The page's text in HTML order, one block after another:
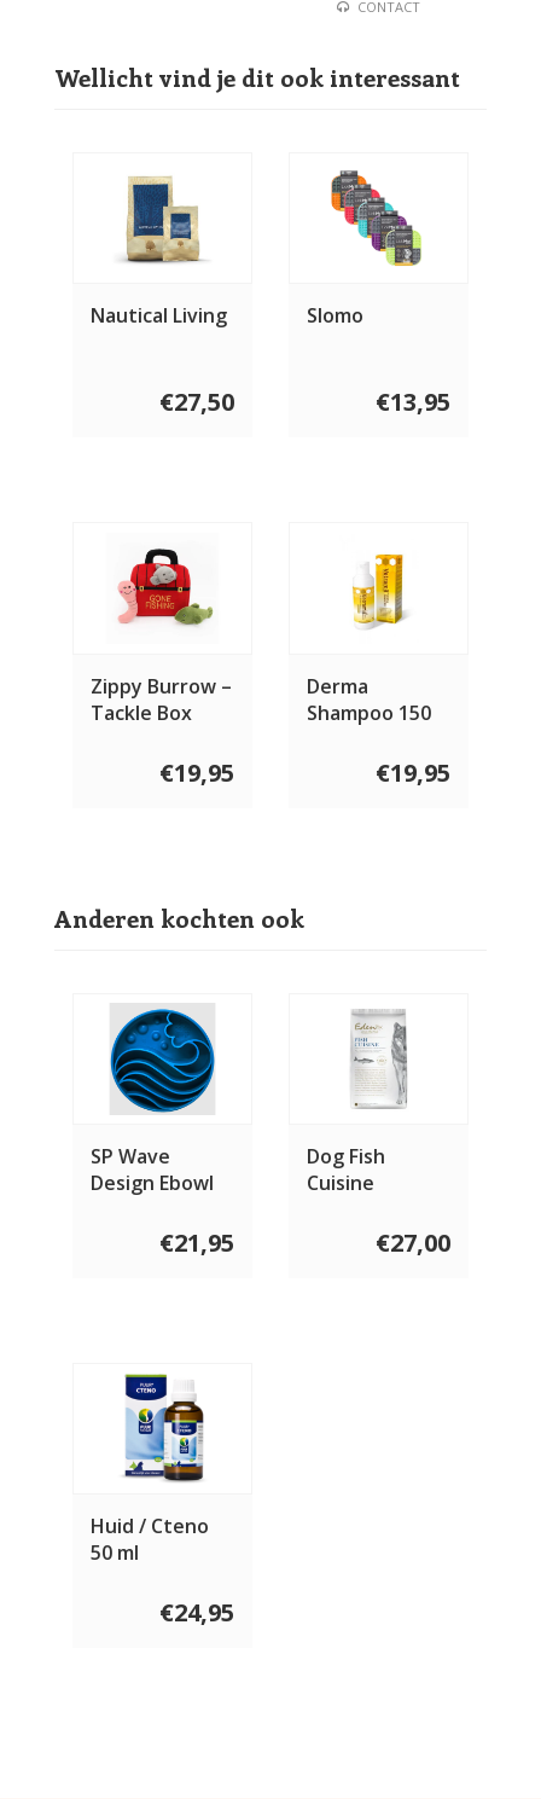
CONTACT
Wellicht vind je dit ook interessant
Nautical Living
€27,50
Slomo
€13,95
Zippy Burrow –
Tackle Box
€19,95
Derma
Shampoo 150
€19,95
Anderen kochten ook
SP Wave
Design Ebowl
€21,95
Dog Fish
Cuisine
€27,00
Huid / Cteno
50 ml
€24,95